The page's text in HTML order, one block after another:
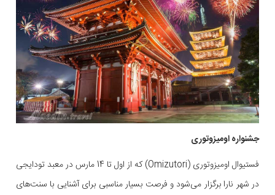
جشنواره اومیزوتوری
فستیوال اومیزوتوری (Omizutori) که از اول تا 14 مارس در معبد تودایجی
در شهر نارا برگزار می‌شود و فرصت بسیار مناسبی برای آشنایی با سنت‌های